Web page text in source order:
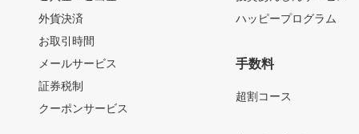
外貨決済
お取引時間
メールサービス
証券税制
クーポンサービス
ハッピープログラム
手数料
超割コース